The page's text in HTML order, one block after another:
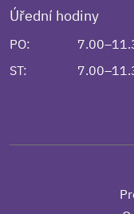
Úřední hodiny
PO:
ST: